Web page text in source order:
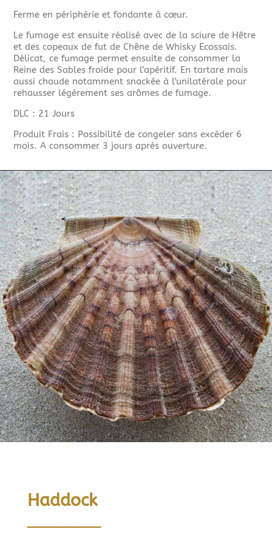
Ferme en périphérie et fondante à cœur.
Le fumage est ensuite réalisé avec de la sciure de Hêtre
et des copeaux de fut de Chêne de Whisky Ecossais.
Délicat, ce fumage permet ensuite de consommer la
Reine des Sables froide pour l’apéritif. En tartare mais
aussi chaude notamment snackée à l’unilatérale pour
rehausser légèrement ses arômes de fumage.
DLC : 21 Jours
Produit Frais : Possibilité de congeler sans excéder 6
mois. A consommer 3 jours après ouverture.
Haddock
___________